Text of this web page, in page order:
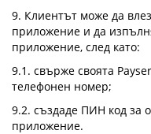
9. Клиентът може да
приложение и да
приложение, след като:
9.1. свърже своята
телефонен номер;
9.2. създаде ПИН код за
приложение.